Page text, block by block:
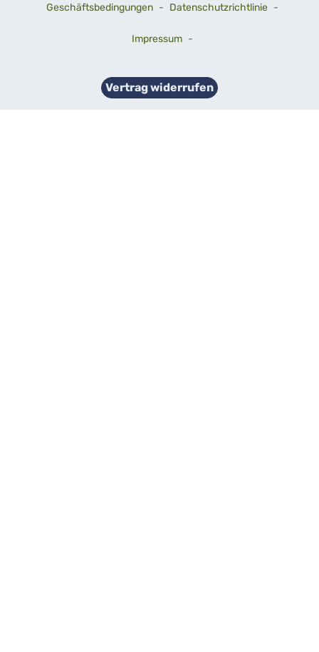
Geschäftsbedingungen - Datenschutzrichtlinie -
Impressum -
Vertrag widerrufen